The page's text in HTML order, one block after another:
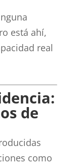
está ahí,
real
de
como